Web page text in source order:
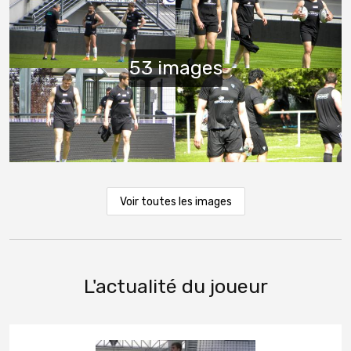
Voir toutes les images
L'actualité du joueur